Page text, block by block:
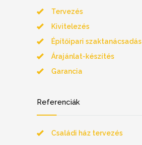
Tervezés
Kivitelezés
Építőipari szaktanácsadás
Árajánlat-készítés
Garancia
Referenciák
Családi ház tervezés